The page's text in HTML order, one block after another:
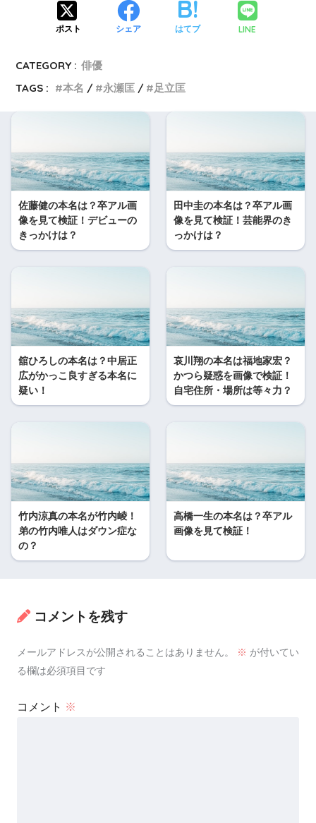
ポスト シェア はてブ LINE
CATEGORY : 俳優
TAGS :
本名 永瀬匡 足立匡
佐藤健の本名は？卒アル画
像を見て検証！デビューの
きっかけは？
田中圭の本名は？卒アル画
像を見て検証！芸能界のき
っかけは？
舘ひろしの本名は？中居正
広がかっこ良すぎる本名に
疑い！
哀川翔の本名は福地家宏？
かつら疑惑を画像で検証！
自宅住所・場所は等々力？
竹内涼真の本名が竹内崚！
弟の竹内唯人はダウン症な
の？
高橋一生の本名は？卒アル
画像を見て検証！
コメントを残す
メールアドレスが公開されることはありません。 ※ が付いてい
る欄は必須項目です
コメント ※